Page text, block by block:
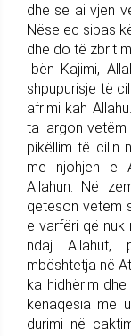
dhe se ai vjen
Nëse ec sipas
dhe do të zbrit
Ibën Kajimi,
shpupurisje të
afrimi kah
ta largon vetëm
pikëllim të cilin
me njohjen e
Allahun. Në
qetëson vetëm
e varfëri që nuk
ndaj Allahut,
mbështetja në
ka hidhërim
kënaqësia me
durimi në